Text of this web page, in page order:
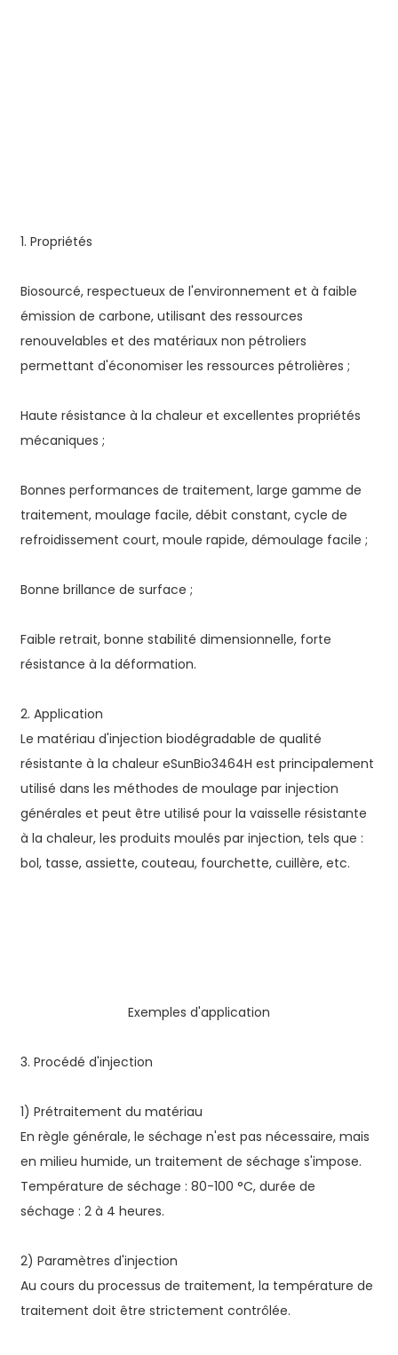
1. Propriétés
Biosourcé, respectueux de l'environnement et à faible
émission de carbone, utilisant des ressources
renouvelables et des matériaux non pétroliers
permettant d'économiser les ressources pétrolières ;
Haute résistance à la chaleur et excellentes propriétés
mécaniques ;
Bonnes performances de traitement, large gamme de
traitement, moulage facile, débit constant, cycle de
refroidissement court, moule rapide, démoulage facile ;
Bonne brillance de surface ;
Faible retrait, bonne stabilité dimensionnelle, forte
résistance à la déformation.
2. Application
Le matériau d'injection biodégradable de qualité
résistante à la chaleur eSunBio3464H est principalement
utilisé dans les méthodes de moulage par injection
générales et peut être utilisé pour la vaisselle résistante
à la chaleur, les produits moulés par injection, tels que :
bol, tasse, assiette, couteau, fourchette, cuillère, etc.
Exemples d'application
3. Procédé d'injection
1) Prétraitement du matériau
En règle générale, le séchage n'est pas nécessaire, mais
en milieu humide, un traitement de séchage s'impose.
Température de séchage : 80-100 °C, durée de
séchage : 2 à 4 heures.
2) Paramètres d'injection
Au cours du processus de traitement, la température de
traitement doit être strictement contrôlée.